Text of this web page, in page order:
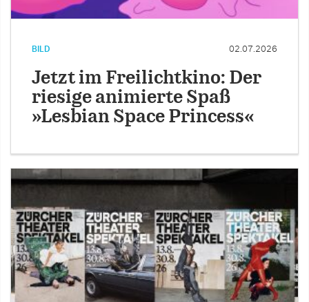
BILD 02.07.2026
Jetzt im Freilichtkino: Der
riesige animierte Spaß
»Lesbian Space Princess«